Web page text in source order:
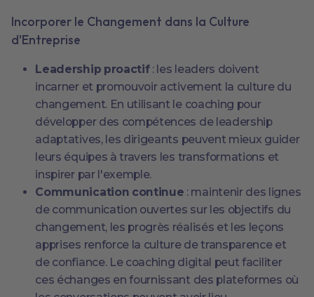
Incorporer le Changement dans la Culture
d'Entreprise
Leadership proactif: les leaders doivent
incarner et promouvoir activement la culture du
changement. En utilisant le coaching pour
développer des compétences de leadership
adaptatives, les dirigeants peuvent mieux guider
leurs équipes à travers les transformations et
inspirer par l'exemple.
Communication continue : maintenir des lignes
de communication ouvertes sur les objectifs du
changement, les progrès réalisés et les leçons
apprises renforce la culture de transparence et
de confiance. Le coaching digital peut faciliter
ces échanges en fournissant des plateformes où